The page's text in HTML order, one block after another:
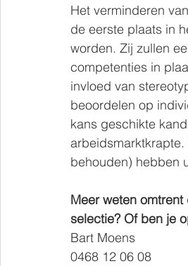
Het verminderen
de eerste plaats in
worden. Zij zullen
competenties in
invloed van
beoordelen op
kans geschikte
behouden) hebben
Meer weten
selectie? Of ben je
Bart Moens
0468 12 06 08